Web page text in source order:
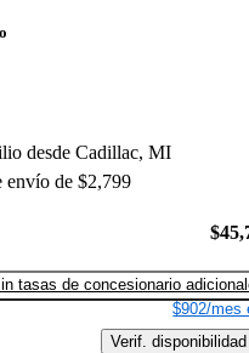
desde Cadillac, MI
de $2,799
tasas de concesionario
$902/mes
Verif. disponibilidad